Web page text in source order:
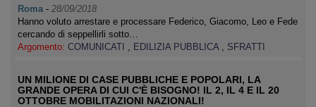
Roma - 28/09/2018
Hanno voluto arrestare e processare Federico, Giacomo, Leo e Fede
cercando di seppellirli sotto…
Argomento: COMUNICATI , EDILIZIA PUBBLICA , SFRATTI
UN MILIONE DI CASE PUBBLICHE E POPOLARI, LA
GRANDE OPERA DI CUI C'È BISOGNO! IL 2, IL 4 E IL 20
OTTOBRE MOBILITAZIONI NAZIONALI!